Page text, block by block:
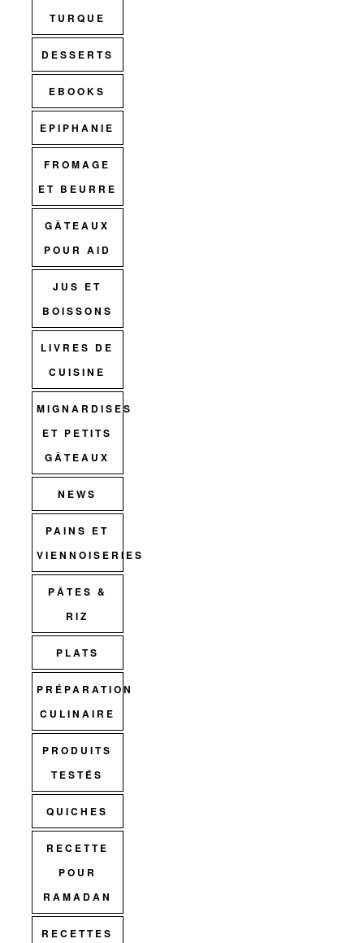
TURQUE
DESSERTS
EBOOKS
EPIPHANIE
FROMAGE
ET BEURRE
GÂTEAUX
POUR AID
JUS ET
BOISSONS
LIVRES DE
CUISINE
MIGNARDISES
ET PETITS
GÂTEAUX
NEWS
PAINS ET
VIENNOISERIES
PÂTES &
RIZ
PLATS
PRÉPARATION
CULINAIRE
PRODUITS
TESTÉS
QUICHES
RECETTE
POUR
RAMADAN
RECETTES